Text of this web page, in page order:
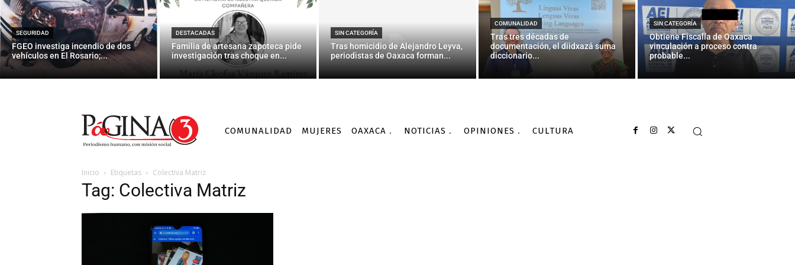
SEGURIDAD
FGEO investiga incendio de dos
vehículos en El Rosario;...
DESTACADAS
Familia de artesana zapoteca pide
investigación tras choque en...
SIN CATEGORÍA
Tras homicidio de Alejandro Leyva,
periodistas de Oaxaca forman...
COMUNALIDAD
Tras tres décadas de
documentación, el diidxazá suma
diccionario...
SIN CATEGORÍA
Obtiene Fiscalía de Oaxaca
vinculación a proceso contra
probable...
COMUNALIDAD MUJERES OAXACA NOTICIAS OPINIONES CULTURA
Inicio Etiquetas Colectiva Matriz
Tag: Colectiva Matriz